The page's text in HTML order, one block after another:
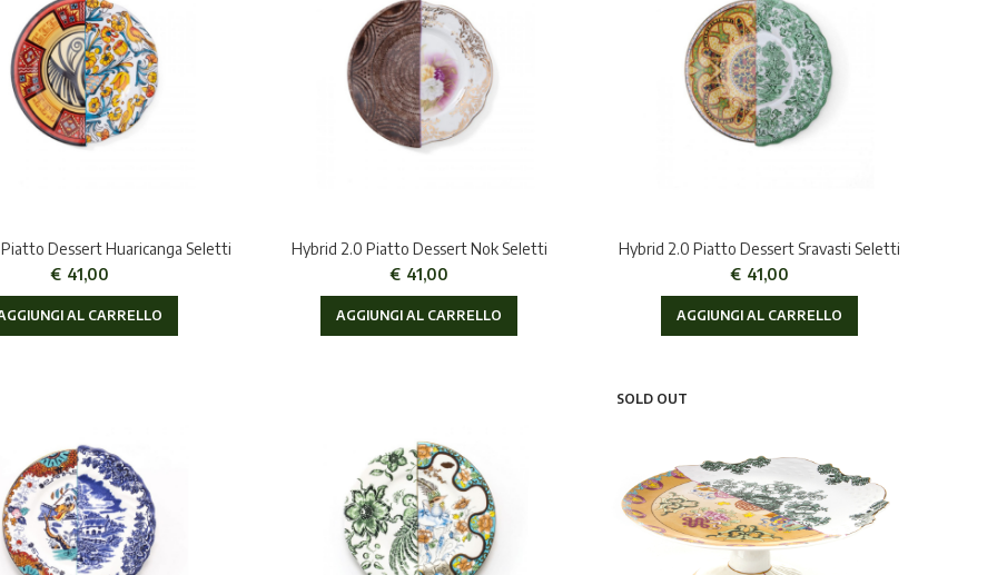
Dessert Huaricanga Seletti
€ 41,00
AL CARRELLO
Hybrid 2.0 Piatto Dessert Nok Seletti
€ 41,00
AGGIUNGI AL CARRELLO
Hybrid 2.0 Piatto Dessert Sravasti Seletti
€ 41,00
AGGIUNGI AL CARRELLO
SOLD OUT